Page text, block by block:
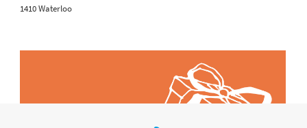
1410 Waterloo